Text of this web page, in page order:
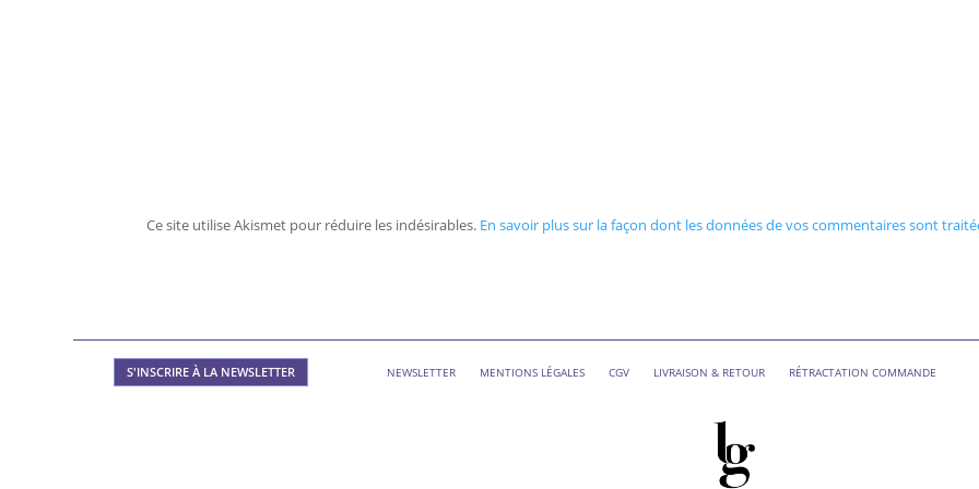
Ce site utilise Akismet pour réduire les indésirables. En savoir plus sur la façon dont les données de vos commentaires sont
S'INSCRIRE À LA NEWSLETTER NEWSLETTER MENTIONS LÉGALES CGV LIVRAISON & RETOUR RÉTRACTATION COMMANDE